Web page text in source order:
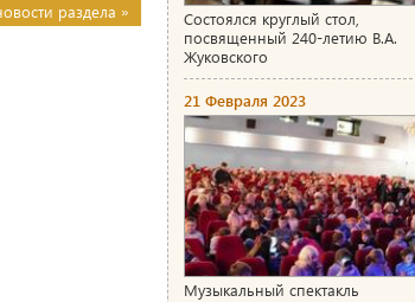
раздела »
Состоялся круглый стол,
посвященный 240-летию В.А.
Жуковского
21 Февраля 2023
Музыкальный спектакль